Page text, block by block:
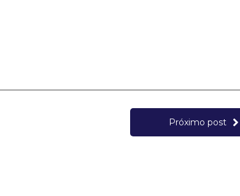
Próximo post